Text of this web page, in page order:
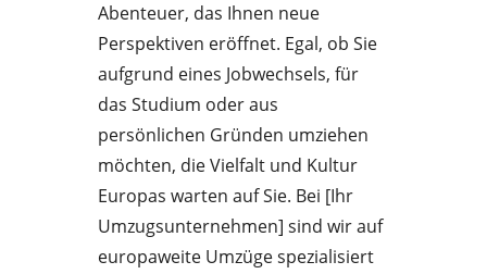
Abenteuer, das Ihnen neue
Perspektiven eröffnet. Egal, ob Sie
aufgrund eines Jobwechsels, für
das Studium oder aus
persönlichen Gründen umziehen
möchten, die Vielfalt und Kultur
Europas warten auf Sie. Bei [Ihr
Umzugsunternehmen] sind wir auf
europaweite Umzüge spezialisiert